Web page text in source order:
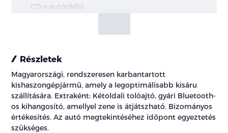
CD-s autórádió
elektromos tükör
fűthető ülés
manuális klíma
Részletek
Magyarországi, rendszeresen karbantartott
kishaszongépjármű, amely a legoptimálisabb kisáru
szállítására. Extraként: Kétoldali tolóajtó, gyári Bluetooth-
os kihangosító, amellyel zene is átjátszható. Bizományos
értékesítés. Az autó megtekintéséhez időpont egyeztetés
szükséges.